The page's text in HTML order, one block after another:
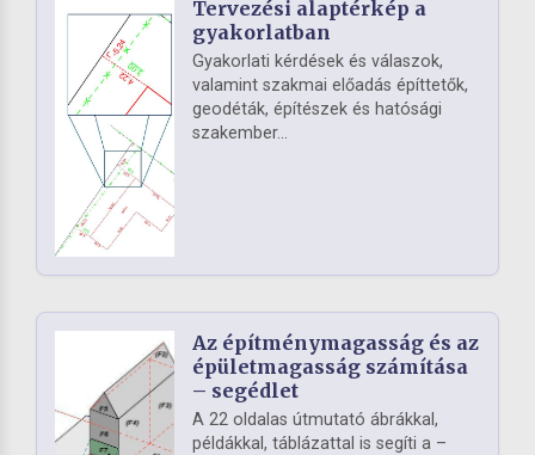
Tervezési alaptérkép a
gyakorlatban
Gyakorlati kérdések és válaszok,
valamint szakmai előadás építtetők,
geodéták, építészek és hatósági
szakember...
Az építménymagasság és az
épületmagasság számítása
– segédlet
A 22 oldalas útmutató ábrákkal,
példákkal, táblázattal is segíti a –